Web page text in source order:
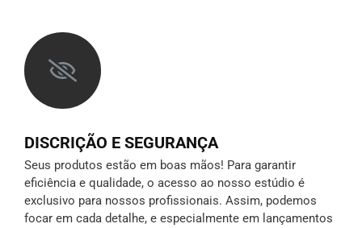
DISCRIÇÃO E SEGURANÇA
Seus produtos estão em boas mãos! Para garantir
eficiência e qualidade, o acesso ao nosso estúdio é
exclusivo para nossos profissionais. Assim, podemos
focar em cada detalhe, e especialmente em lançamentos